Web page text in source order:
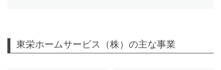
東栄ホームサービス（株）の主な事業